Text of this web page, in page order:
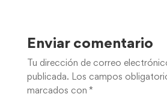
Enviar comentario
Tu dirección de correo
publicada. Los campos
marcados con *